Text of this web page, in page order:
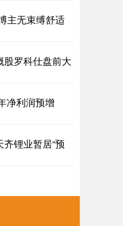
主无束缚舒适
股罗科仕盘前大
净利润预增
锂业暂居“预